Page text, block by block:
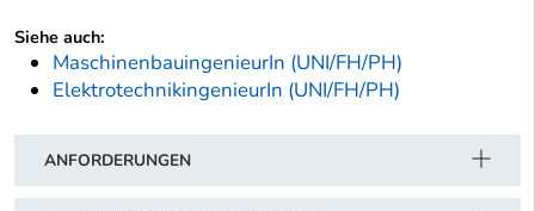
Siehe auch:
MaschinenbauingenieurIn (UNI/FH/PH)
ElektrotechnikingenieurIn (UNI/FH/PH)
ANFORDERUNGEN